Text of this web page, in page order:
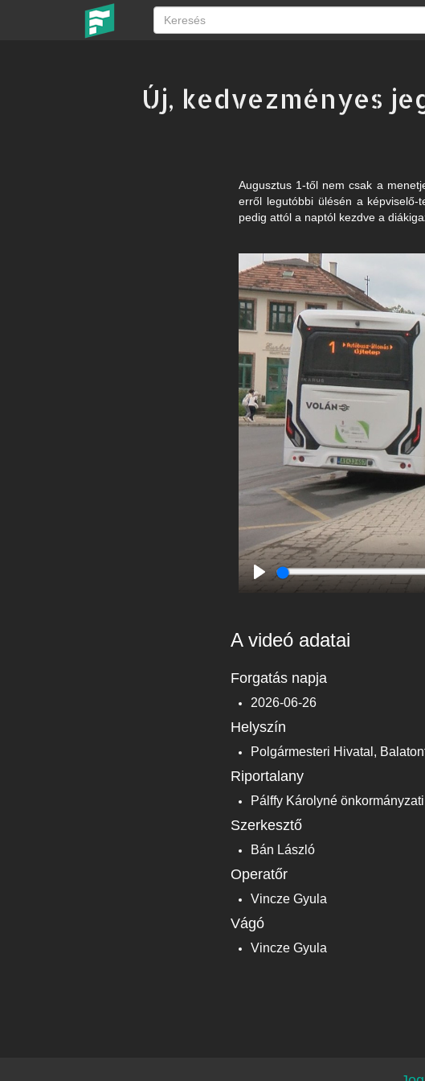
Új, kedvezményes
Augusztus 1-től nem csak a
erről legutóbbi ülésén a
pedig attól a naptól kezdve a
Play
A videó adatai
Forgatás napja
2026-06-26
Helyszín
Polgármesteri Hivatal,
Riportalany
Pálffy Károlyné
Szerkesztő
Bán László
Operatőr
Vincze Gyula
Vágó
Vincze Gyula